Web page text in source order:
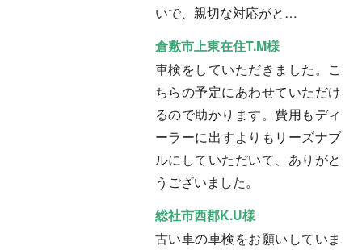
いで、親切な対応がと…
倉敷市上東在住T.M様
車検をしていただきました。こ
ちらの予定にあわせていただけ
るので助かります。費用もディ
ーラーに出すよりもリーズナブ
ルにしていただいて、ありがと
うございました。
総社市西郡K.U様
古い車の車検をお願いしていま